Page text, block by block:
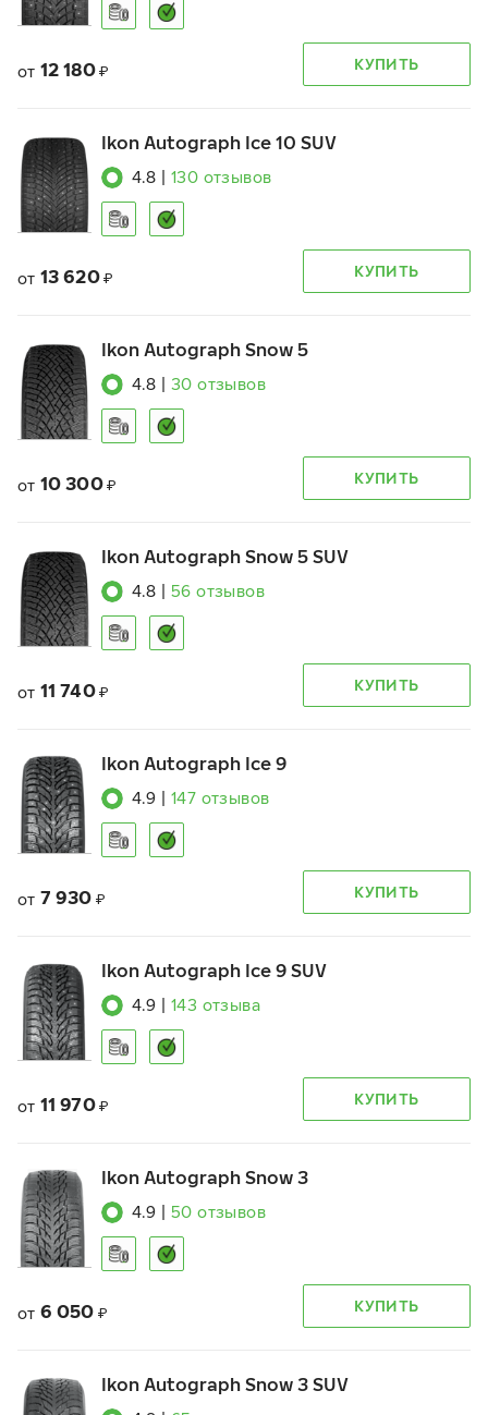
от 12 180 ₽ КУПИТЬ
Ikon Autograph Ice 10 SUV
4.8 130 отзывов
от 13 620 ₽ КУПИТЬ
Ikon Autograph Snow 5
4.8 30 отзывов
от 10 300 ₽ КУПИТЬ
Ikon Autograph Snow 5 SUV
4.8 56 отзывов
от 11 740 ₽ КУПИТЬ
Ikon Autograph Ice 9
4.9 147 отзывов
от 7 930 ₽ КУПИТЬ
Ikon Autograph Ice 9 SUV
4.9 143 отзыва
от 11 970 ₽ КУПИТЬ
Ikon Autograph Snow 3
4.9 50 отзывов
от 6 050 ₽ КУПИТЬ
Ikon Autograph Snow 3 SUV